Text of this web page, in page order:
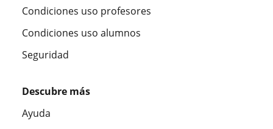
Condiciones uso profesores
Condiciones uso alumnos
Seguridad
Descubre más
Ayuda